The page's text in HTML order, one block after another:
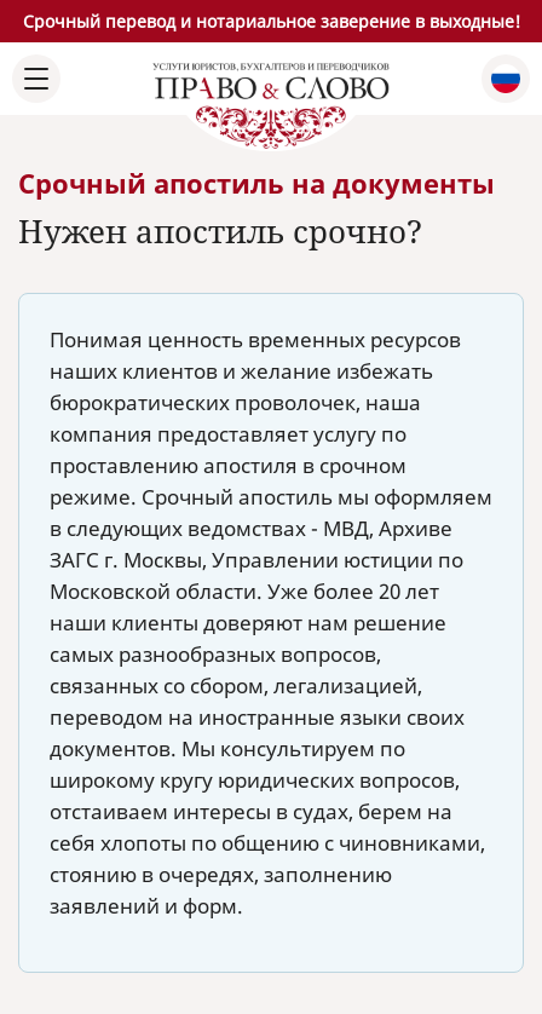
Срочный перевод и нотариальное заверение в выходные!
Срочный апостиль на документы
Нужен апостиль срочно?
Понимая ценность временных ресурсов
наших клиентов и желание избежать
бюрократических проволочек, наша
компания предоставляет услугу по
проставлению апостиля в срочном
режиме. Срочный апостиль мы оформляем
в следующих ведомствах - МВД, Архиве
ЗАГС г. Москвы, Управлении юстиции по
Московской области. Уже более 20 лет
наши клиенты доверяют нам решение
самых разнообразных вопросов,
связанных со сбором, легализацией,
переводом на иностранные языки своих
документов. Мы консультируем по
широкому кругу юридических вопросов,
отстаиваем интересы в судах, берем на
себя хлопоты по общению с чиновниками,
стоянию в очередях, заполнению
заявлений и форм.